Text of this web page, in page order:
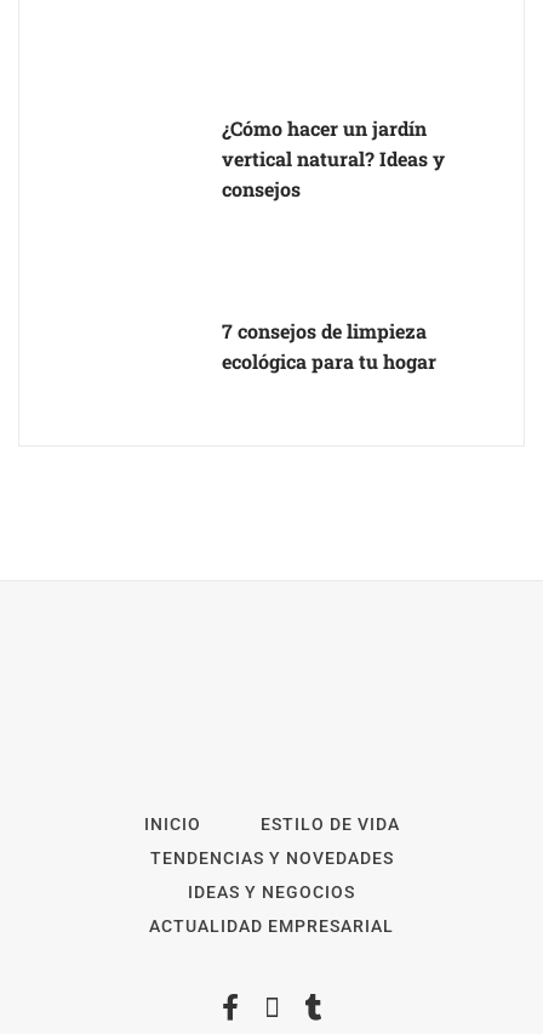
¿Cómo hacer un jardín
vertical natural? Ideas y
consejos
7 consejos de limpieza
ecológica para tu hogar
INICIO
ESTILO DE VIDA
TENDENCIAS Y NOVEDADES
IDEAS Y NEGOCIOS
ACTUALIDAD EMPRESARIAL